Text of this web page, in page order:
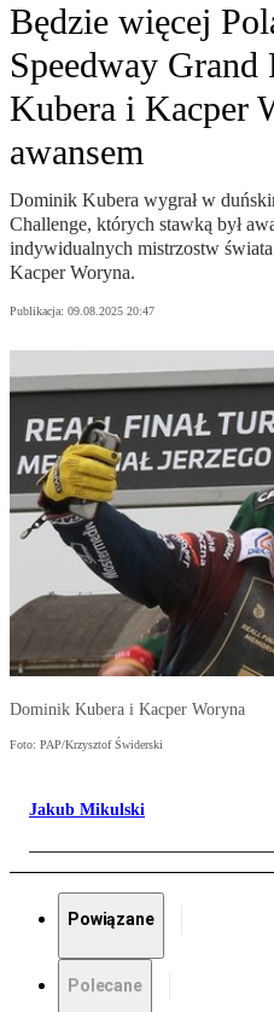
Będzie więcej
Speedway
Kubera i Kacper
awansem
Dominik Kubera wygrał w
Challenge, których stawką był
indywidualnych mistrzostw
Kacper Woryna.
Publikacja: 09.08.2025 20:47
Dominik Kubera i Kacper Woryna
Foto: PAP/Krzysztof Świderski
Jakub Mikulski
Powiązane
Polecane